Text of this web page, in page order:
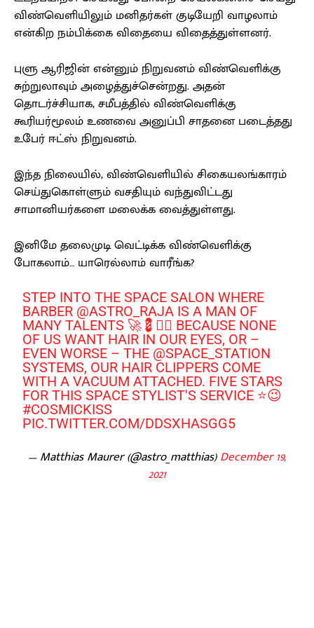
விண்வெளியிலும் மனிதர்கள் குடியேறி வாழலாம்
என்கிற நம்பிக்கை விதையை விதைத்துள்ளனர்.
புளு ஆரிஜின் என்னும் நிறுவனம் விண்வெளிக்கு
சுற்றுலாவும் அழைத்துச்சென்றது. அதன்
தொடர்ச்சியாக, சமீபத்தில் விண்வெளிக்கு
கூரியர்மூலம் உணவை அனுப்பி சாதனை படைத்தது
உபேர் ஈட்ஸ் நிறுவனம்.
இந்த நிலையில், விண்வெளியில் சிகையலங்காரம்
செய்துகொள்ளும் வசதியும் வந்துவிட்டது
சாமானியர்களை மலைக்க வைத்துள்ளது.
இனிமே தலைமுடி வெட்டிக்க விண்வெளிக்கு
போகலாம்… யாரெல்லாம் வாரீங்க?
STEP INTO THE SPACE SALON WHERE
BARBER @ASTRO_RAJA IS A MAN OF
MANY TALENTS 🚀💈💇‍♂️ BECAUSE NONE
OF US WANT HAIR IN OUR EYES, OR –
EVEN WORSE – THE @SPACE_STATION
SYSTEMS, OUR HAIR CLIPPERS COME
WITH A VACUUM ATTACHED. FIVE STARS
FOR THIS SPACE STYLIST'S SERVICE ⭐️😉
#COSMICKISS
PIC.TWITTER.COM/DDSXHASGG5
— Matthias Maurer (@astro_matthias)December 19,
2021